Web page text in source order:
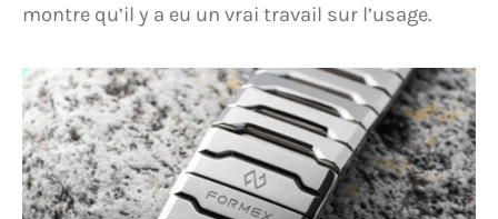
montre qu’il y a eu un vrai travail sur l’usage.